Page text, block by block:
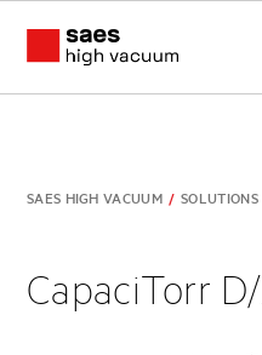
SAES HIGH VACUUM / SOLUTIONS
CapaciTorr